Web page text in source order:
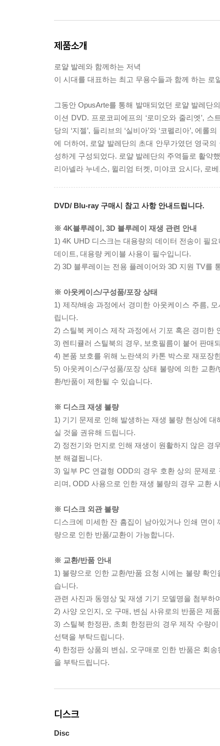
제품소개
로얄 발레와 함께하는 저녁
이 시대를 대표하는 최고 무용수들과 함께 하는 로
그동안 OpusArte를 통해 발매되었던 로얄 발레단
이션 DVD. 프로코피에프의 ‘로미오와 줄리엣’, 스
당의 ‘지젤’, 들리브의 ‘실비아’와 ‘코펠리아’, 에
에 더하여, 로얄 발레단의 초대 안무가였던 영국
성하게 구성되었다. 로얄 발레단의 주역들로 활약
리아넬라 누네스, 윌리엄 터켓, 미야코 요시다, 로
DVD/ Blu-ray 구매시 참고 사항 안내드립니다.
※ 4K블루레이, 3D 블루레이 재생 관련 안내
1) 4K UHD 디스크는 대용량의 데이터 전송이 필
데이트, 대용량 케이블 사용이 필수입니다.
2) 3D 블루레이는 전용 플레이어와 3D 지원 TV를
※ 아웃케이스/구성품/포장 상태
1) 제작/배송 과정에서 경미한 아웃케이스 주름,
립니다.
2) 스틸북 케이스 제작 과정에서 기포 혹은 경미한
3) 렌티큘러 스틸북의 경우, 보호필름이 붙어 판매
4) 본품 보호를 위해 노란색의 카톤 박스로 재포장
5) 아웃케이스/구성품/포장 상태 불량에 의한 교
환/반품이 제한될 수 있습니다.
※ 디스크 재생 불량
1) 기기 문제로 인해 발생하는 재생 불량 현상에
실 것을 권유해 드립니다.
2) 정전기와 먼지로 인해 재생이 원활하지 않은 경
분 해결됩니다.
3) 일부 PC 연결형 ODD의 경우 호환 상의 문제
리며, ODD 사용으로 인한 재생 불량의 경우 교환
※ 디스크 외관 불량
디스크에 미세한 잔 흠집이 남아있거나 인쇄 면
량으로 인한 반품/교환이 가능합니다.
※ 교환/반품 안내
1) 불량으로 인한 교환/반품 요청 시에는 불량 확
습니다.
관련 사진과 동영상 및 재생 기기 모델명을 첨부하
2) 사양 오인지, 오 구매, 변심 사유로의 반품은 제
3) 스틸북 한정판, 초회 한정판의 경우 제작 수량
선택을 부탁드립니다.
4) 한정판 상품의 변심, 오구매로 인한 반품은 회
을 부탁드립니다.
디스크
Disc